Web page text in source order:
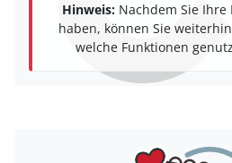
Hinweis: Nachdem Sie
haben, können Sie
welche Funktionen